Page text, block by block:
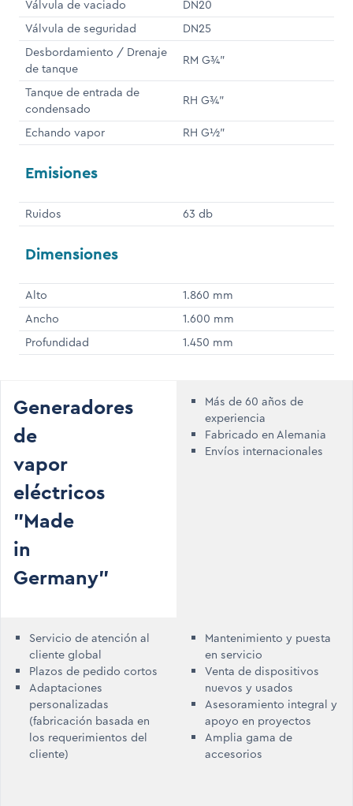
Válvula de vaciado
DN20
Válvula de seguridad
DN25
Desbordamiento / Drenaje
de tanque
RM G¾"
Tanque de entrada de
condensado
RH G¾"
Echando vapor
RH G½"
Emisiones
Ruidos 63 db
Dimensiones
Alto
1.860 mm
Ancho
1.600 mm
Profundidad
1.450 mm
Generadores
de
vapor
eléctricos
"Made
in
Germany"
Más de 60 años de
experiencia
Fabricado en Alemania
Envíos internacionales
Servicio de atención al
cliente global
Plazos de pedido cortos
Adaptaciones
personalizadas
(fabricación basada en
los requerimientos del
cliente)
Mantenimiento y puesta
en servicio
Venta de dispositivos
nuevos y usados
Asesoramiento integral y
apoyo en proyectos
Amplia gama de
accesorios